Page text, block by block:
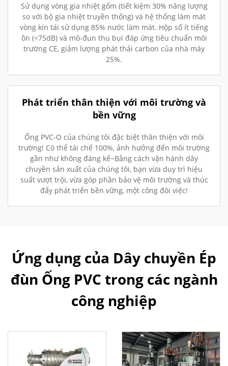
Sử dụng vòng gia nhiệt gốm (tiết kiệm 30% năng lượng
so với bộ gia nhiệt truyền thống) và hệ thống làm mát
vòng kín tái sử dụng 85% nước làm mát. Hộp số ít tiếng
ồn (<75dB) và mô-đun thu bụi đáp ứng tiêu chuẩn môi
trường CE, giảm lượng phát thải carbon của nhà máy
25%.
Phát triển thân thiện với môi trường và
bền vững
Ống PVC-O của chúng tôi đặc biệt thân thiện với môi
trường! Có thể tái chế 100%, ảnh hưởng đến môi trường
gần như không đáng kể~Bằng cách vận hành dây
chuyền sản xuất của chúng tôi, bạn vừa duy trì hiệu
suất vượt trội, vừa góp phần bảo vệ môi trường và thúc
đẩy phát triển bền vững, một công đôi việc!
Ứng dụng của Dây chuyền Ép
đùn Ống PVC trong các ngành
công nghiệp